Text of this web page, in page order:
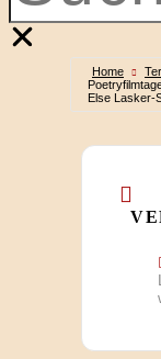
Home
Else Lasker-